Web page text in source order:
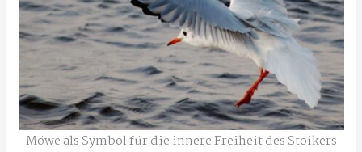
Möwe als Symbol für die innere Freiheit des Stoikers